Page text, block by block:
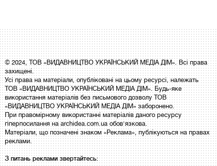
© 2024, ТОВ «ВИДАВНИЦТВО УКРАЇНСЬКИЙ МЕДІА ДІМ». Всі права
захищені.
Усі права на матеріали, опубліковані на цьому ресурсі, належать
ТОВ «ВИДАВНИЦТВО УКРАЇНСЬКИЙ МЕДІА ДІМ». Будь-яке
використання матеріалів без письмового дозволу ТОВ
«ВИДАВНИЦТВО УКРАЇНСЬКИЙ МЕДІА ДІМ» заборонено.
При правомірному використанні матеріалів даного ресурсу
гіперпосилання на archidea.com.ua обов'язкова.
Матеріали, що позначені знаком «Реклама», публікуються на правах
реклами.
З питань реклами звертайтесь: